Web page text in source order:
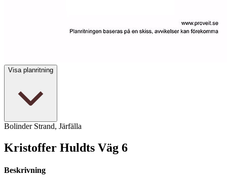
Visa planritning
Bolinder Strand, Järfälla
Kristoffer Huldts Väg 6
Beskrivning